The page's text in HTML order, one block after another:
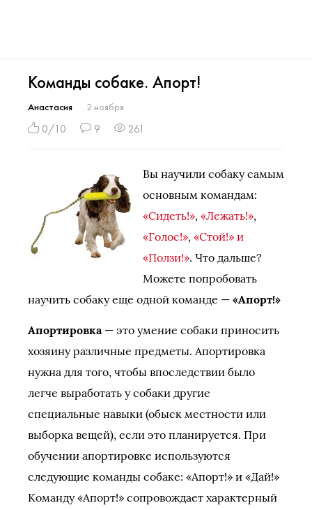
Команды собаке. Апорт!
Анастасия 2 ноября
0/10 9 261
Вы научили собаку самым
основным командам:
«Сидеть!», «Лежать!»,
«Голос!», «Стой!» и
«Ползи!». Что дальше?
Можете попробовать
научить собаку еще одной команде — «Апорт!»
Апортировка— это умение собаки приносить
хозяину различные предметы. Апортировка
нужна для того, чтобы впоследствии было
легче выработать у собаки другие
специальные навыки (обыск местности или
выборка вещей), если это планируется. При
обучении апортировке используются
следующие команды собаке: «Апорт!» и «Дай!»
Команду «Апорт!» сопровождает характерный